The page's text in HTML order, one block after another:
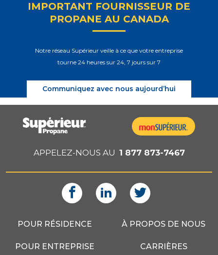
IMPORTANT FOURNISSEUR DE
PROPANE AU CANADA
Notre réseau Supérieur veille à ce que votre entreprise
tourne 24 heures sur 24, 7 jours sur 7
Communiquez avec nous aujourd’hui
APPELEZ-NOUS AU 1 877 873-7467
POUR RÉSIDENCE
POUR ENTREPRISE
À PROPOS DE NOUS
CARRIÈRES